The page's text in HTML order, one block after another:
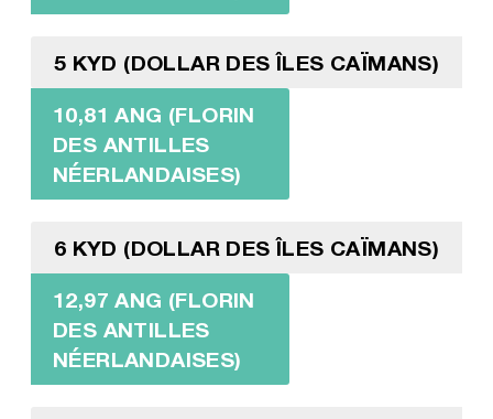
5 KYD (DOLLAR DES ÎLES CAÏMANS)
10,81 ANG (FLORIN
DES ANTILLES
NÉERLANDAISES)
6 KYD (DOLLAR DES ÎLES CAÏMANS)
12,97 ANG (FLORIN
DES ANTILLES
NÉERLANDAISES)